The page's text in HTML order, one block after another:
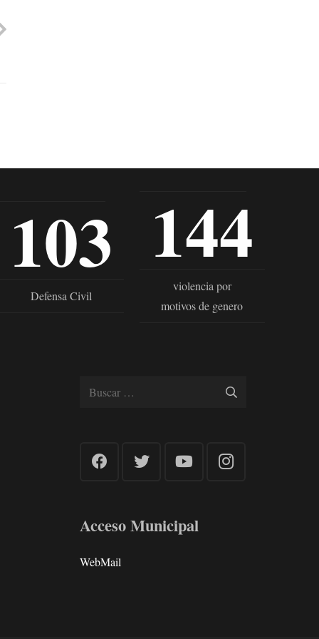
103
Defensa Civil
144
violencia por
motivos de genero
Buscar:
Acceso Municipal
WebMail